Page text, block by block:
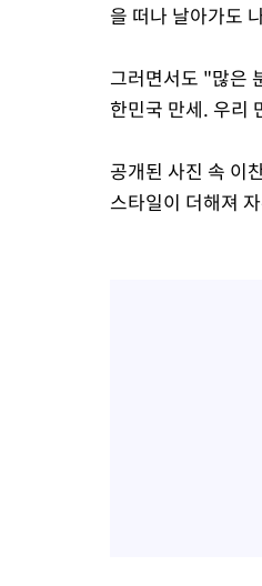
을 떠나 날아가도
그러면서도 "많은
한민국 만세. 우리
공개된 사진 속 이
스타일이 더해져